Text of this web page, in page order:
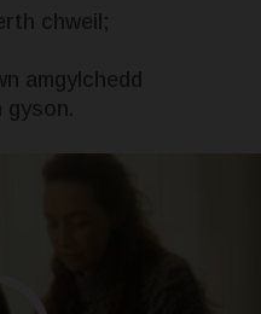
chweil;
amgylchedd
gyson.